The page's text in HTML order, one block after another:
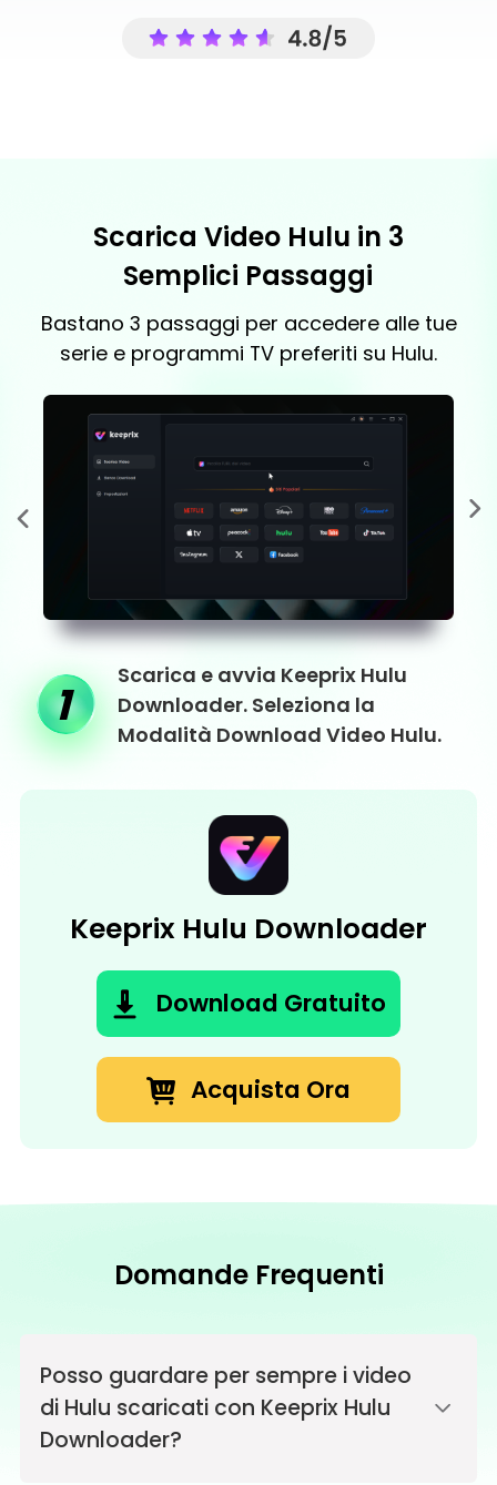
Scarica Video Hulu in 3
Semplici Passaggi
Bastano 3 passaggi per accedere alle tue
serie e programmi TV preferiti su Hulu.
1
Scarica e avvia Keeprix Hulu
Downloader. Seleziona la
Modalità Download Video Hulu.
Keeprix Hulu Downloader
Download Gratuito
Acquista Ora
Domande Frequenti
Posso guardare per sempre i video
di Hulu scaricati con Keeprix Hulu
Downloader?